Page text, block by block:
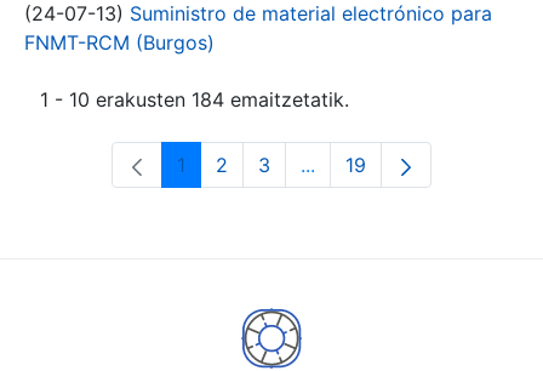
(24-07-13) Suministro de material electrónico para
FNMT-RCM (Burgos)
1 - 10 erakusten 184 emaitzetatik.
Orrialdea
1 Orrialdea
2 Orrialdea
3 ...Intermediate Pages Use
Orrialdea
19